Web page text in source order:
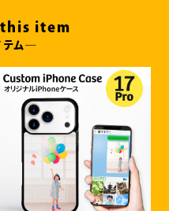
item
テム―